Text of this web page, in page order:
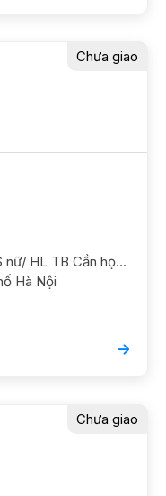
Chưa giao
Yêu cầu khác: ST736 Toán 9/ HS nữ/ HL TB Cần học chắc kiến thức và luyện thi vào 10 GS NỮ. ĐC khu Mulbery, Mỗ Lao, Hà Đông
Hà Nội
Chưa giao